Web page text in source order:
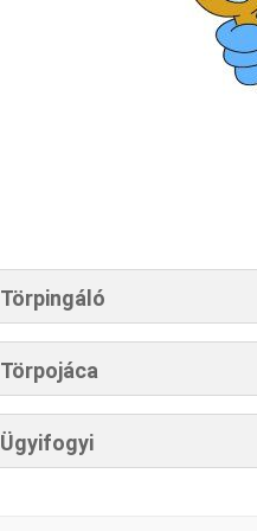
Törpingáló
Törpojáca
Ügyifogyi